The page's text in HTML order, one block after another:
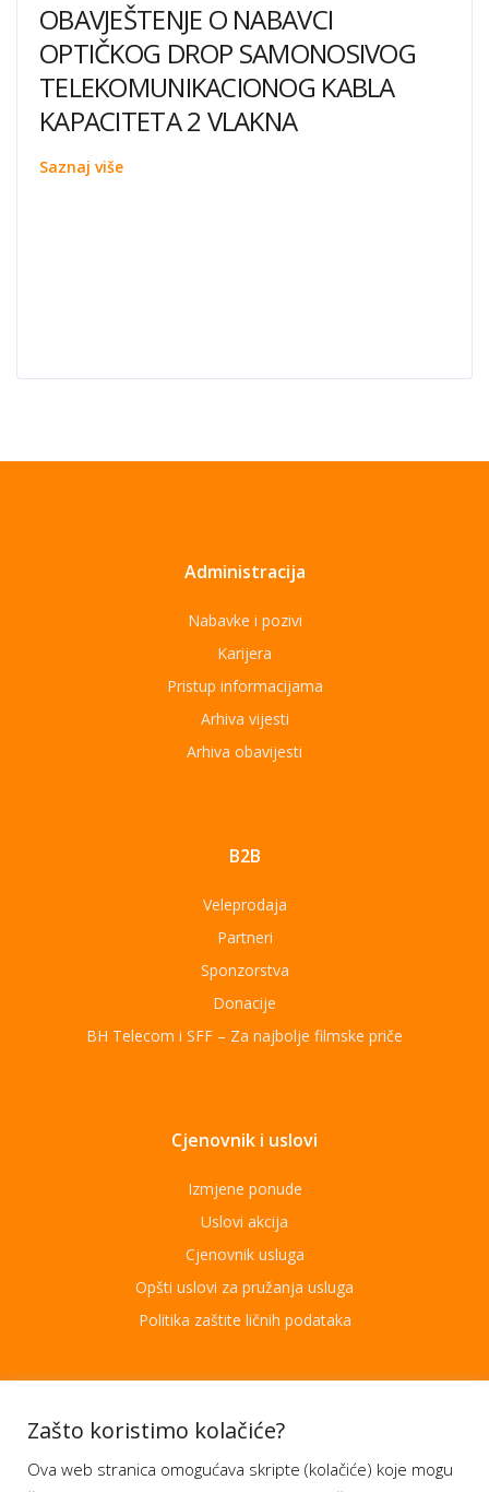
OBAVJEŠTENJE O NABAVCI
OPTIČKOG DROP SAMONOSIVOG
TELEKOMUNIKACIONOG KABLA
KAPACITETA 2 VLAKNA
Saznaj više
Administracija
Nabavke i pozivi
Karijera
Pristup informacijama
Arhiva vijesti
Arhiva obavijesti
B2B
Veleprodaja
Partneri
Sponzorstva
Donacije
BH Telecom i SFF – Za najbolje filmske priče
Cjenovnik i uslovi
Izmjene ponude
Uslovi akcija
Cjenovnik usluga
Opšti uslovi za pružanja usluga
Politika zaštite ličnih podataka
Aplikacije
Moj BH Telecom
Zašto koristimo kolačiće?
Ova web stranica omogućava skripte (kolačiće) koje mogu